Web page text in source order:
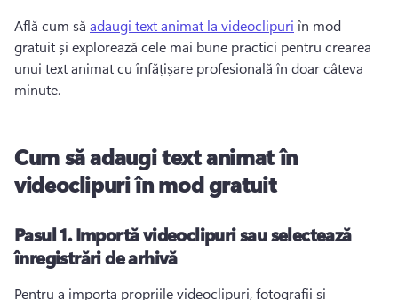
Află cum să adaugi text animat la videoclipuri în mod
gratuit și explorează cele mai bune practici pentru crearea
unui text animat cu înfățișare profesională în doar câteva
minute.
Cum să adaugi text animat în
videoclipuri în mod gratuit
Pasul 1.Importă videoclipuri sau selectează
înregistrări de arhivă
Pentru a importa propriile videoclipuri, fotografii și